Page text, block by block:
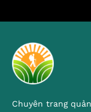
Chuyên trang